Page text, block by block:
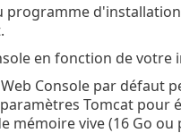
programme
en fonction de votre
Console par défaut
Tomcat pour
mémoire vive (16 Go ou